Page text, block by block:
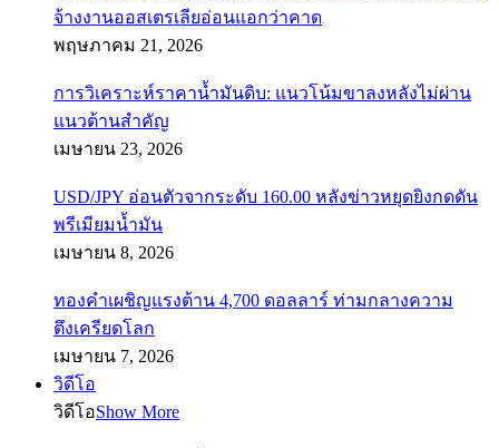
จ้างงานออสเตรเลียอ่อนแอกว่าคาด
พฤษภาคม 21, 2026
การวิเคราะห์ราคาน้ำมันดิบ: แนวโน้มขาลงหลังไม่ผ่าน
แนวต้านสำคัญ
เมษายน 23, 2026
USD/JPY อ่อนตัวจากระดับ 160.00 หลังข่าวหยุดยิงกดดัน
พรีเมียมน้ำมัน
เมษายน 8, 2026
ทองคำเผชิญแรงต้าน 4,700 ดอลลาร์ ท่ามกลางความ
ตึงเครียดโลก
เมษายน 7, 2026
วิดีโอ
วิดีโอShow More